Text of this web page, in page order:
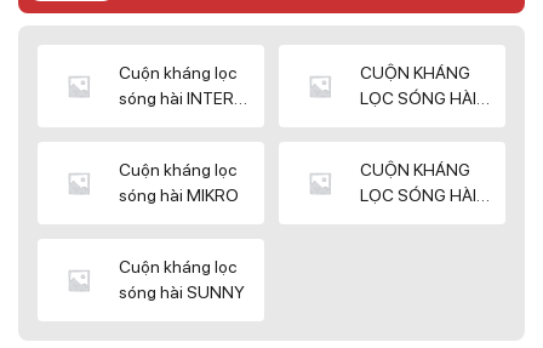
Cuộn kháng lọc
sóng hài INTER
CUỘN KHÁNG
LỌC SÓNG HÀI
Cuộn kháng lọc
sóng hài MIKRO
CUỘN KHÁNG
LỌC SÓNG HÀI
Cuộn kháng lọc
sóng hài SUNNY